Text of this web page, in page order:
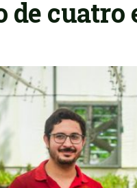
cuatro